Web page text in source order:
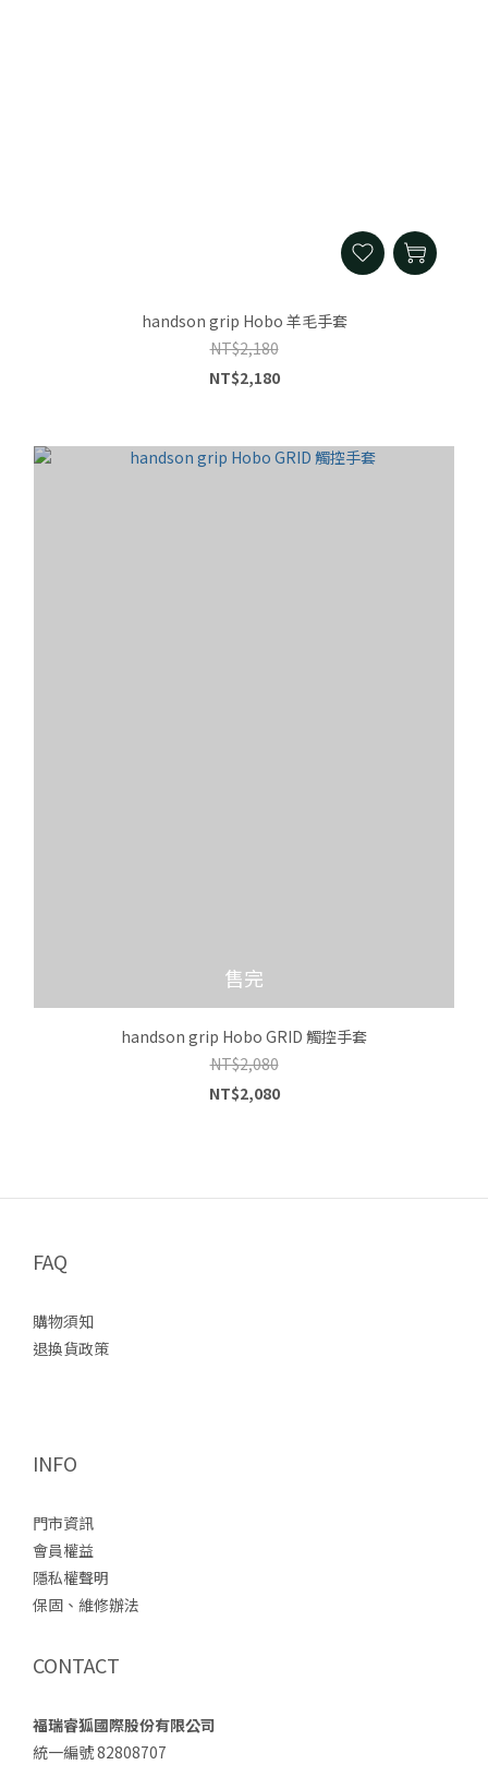
handson grip Hobo 羊毛手套
NT$2,180
NT$2,180
售完
handson grip Hobo GRID 觸控手套
NT$2,080
NT$2,080
FAQ
購物須知
退換貨政策
INFO
門市資訊
會員權益
隱私權聲明
保固、維修辦法
CONTACT
福瑞睿狐國際股份有限公司
統一編號 82808707